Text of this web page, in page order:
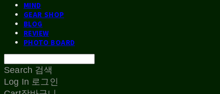
MIND
GEAR SHOP
BLOG
REVIEW
PHOTO BOARD
Search 검색
Log In 로그인